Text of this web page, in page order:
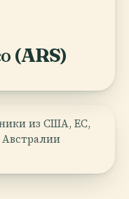
(ARS)
из США, ЕС,